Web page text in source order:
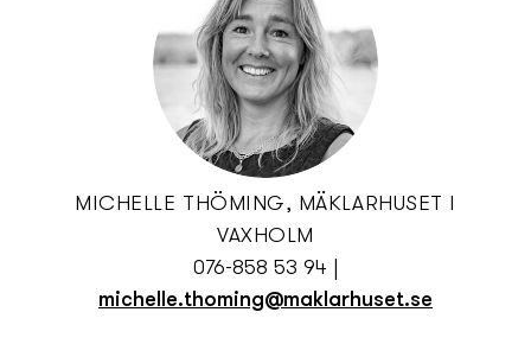
MICHELLE THÖMING, MÄKLARHUSET I
VAXHOLM
076-858 53 94
michelle.thoming@maklarhuset.se